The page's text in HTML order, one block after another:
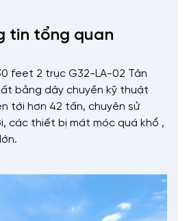
tin tổng quan
feet 2 trục G32-LA-02 Tân
bằng dây chuyền kỹ thuật
tới hơn 42 tấn, chuyên sử
các thiết bị mát móc quá khổ ,